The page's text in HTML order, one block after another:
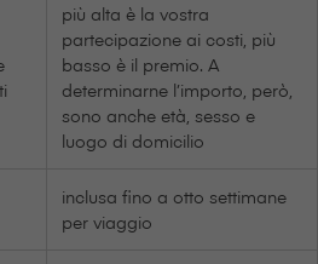
più alta è la vostra
partecipazione ai costi, più
basso è il premio. A
determinarne l’importo, però,
sono anche età, sesso e
luogo di domicilio
inclusa fino a otto settimane
per viaggio